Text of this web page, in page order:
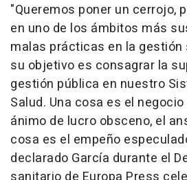
"Queremos poner un cerrojo,
en uno de los ámbitos más
malas prácticas en la gestión
su objetivo es consagrar la
gestión pública en nuestro
Salud. Una cosa es el
ánimo de lucro obsceno, el
cosa es el empeño
declarado García durante el